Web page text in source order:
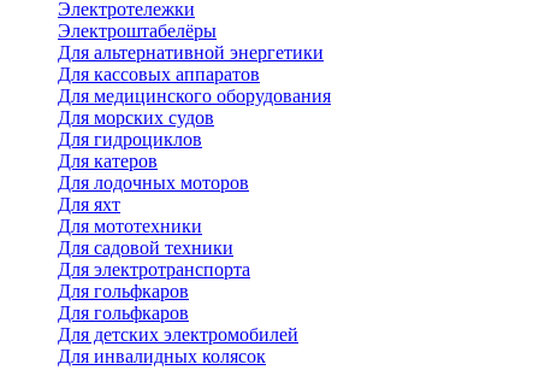
Электротележки
Электроштабелёры
Для альтернативной энергетики
Для кассовых аппаратов
Для медицинского оборудования
Для морских судов
Для гидроциклов
Для катеров
Для лодочных моторов
Для яхт
Для мототехники
Для садовой техники
Для электротранспорта
Для гольфкаров
Для гольфкаров
Для детских электромобилей
Для инвалидных колясок